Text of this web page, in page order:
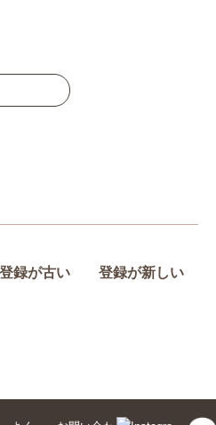
登録が古い 登録が新しい